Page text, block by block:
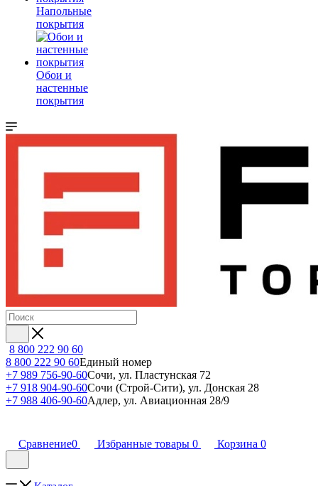
Напольные
покрытия
Обои и
настенные
покрытия
8 800 222 90 60
8 800 222 90 60Единый номер
+7 989 756-90-60Сочи, ул. Пластунская 72
+7 918 904-90-60Сочи (Строй-Сити), ул. Донская 28
+7 988 406-90-60Адлер, ул. Авиационная 28/9
Сравнение0 Избранные товары 0 Корзина 0